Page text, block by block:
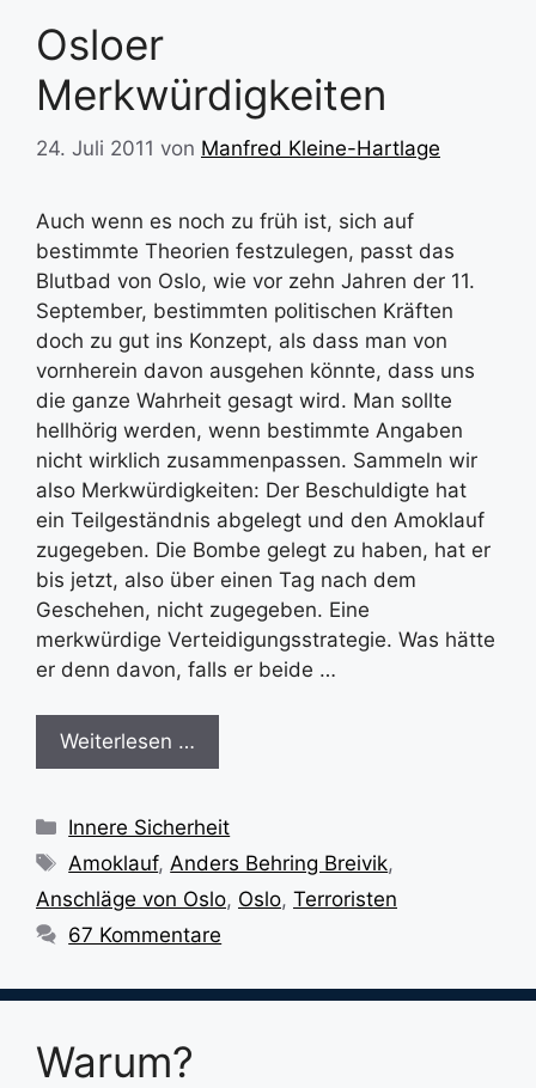
Osloer
Merkwürdigkeiten
24. Juli 2011 von Manfred Kleine-Hartlage
Auch wenn es noch zu früh ist, sich auf
bestimmte Theorien festzulegen, passt das
Blutbad von Oslo, wie vor zehn Jahren der 11.
September, bestimmten politischen Kräften
doch zu gut ins Konzept, als dass man von
vornherein davon ausgehen könnte, dass uns
die ganze Wahrheit gesagt wird. Man sollte
hellhörig werden, wenn bestimmte Angaben
nicht wirklich zusammenpassen. Sammeln wir
also Merkwürdigkeiten: Der Beschuldigte hat
ein Teilgeständnis abgelegt und den Amoklauf
zugegeben. Die Bombe gelegt zu haben, hat er
bis jetzt, also über einen Tag nach dem
Geschehen, nicht zugegeben. Eine
merkwürdige Verteidigungsstrategie. Was hätte
er denn davon, falls er beide …
Weiterlesen …
Kategorien
Innere Sicherheit
Schlagwörter
Amoklauf,Anders Behring Breivik,
Anschläge von Oslo, Oslo, Terroristen
67 Kommentare
Warum?